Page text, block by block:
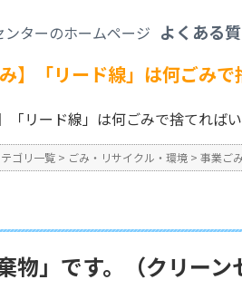
よくある
み】「リード線」は何ごみ
「リード線」は何ごみで捨てれば
ゴリ一覧 > ごみ・リサイクル・環境 > 事業ご
物」です。（クリー